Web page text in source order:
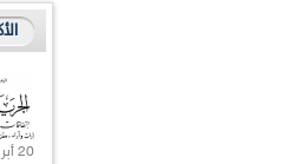
20 أبريل 2021 |